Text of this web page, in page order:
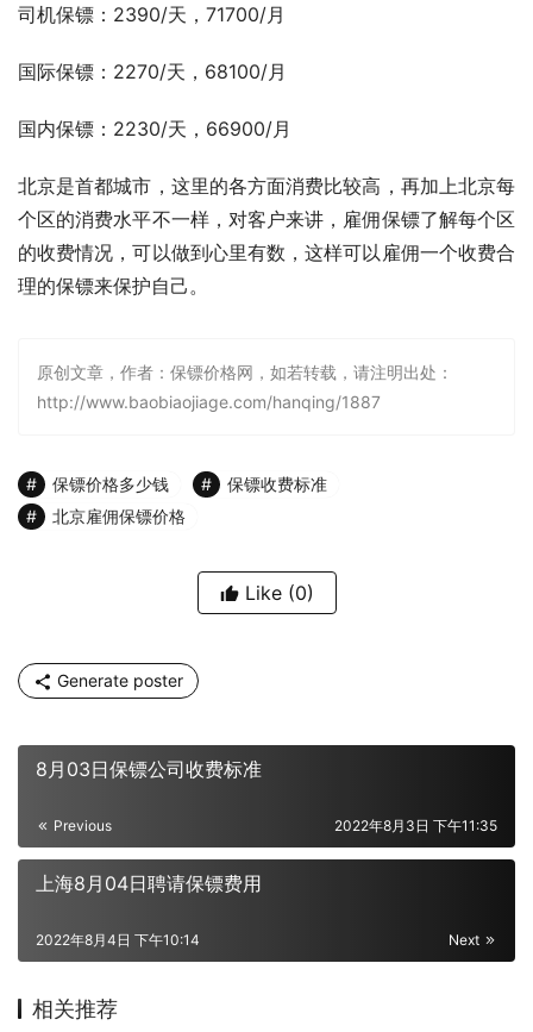
司机保镖：2390/天，71700/月
国际保镖：2270/天，68100/月
国内保镖：2230/天，66900/月
北京是首都城市，这里的各方面消费比较高，再加上北京每
个区的消费水平不一样，对客户来讲，雇佣保镖了解每个区
的收费情况，可以做到心里有数，这样可以雇佣一个收费合
理的保镖来保护自己。
原创文章，作者：保镖价格网，如若转载，请注明出处：
http://www.baobiaojiage.com/hanqing/1887
保镖价格多少钱
保镖收费标准
北京雇佣保镖价格
Like (0)
Generate poster
8月03日保镖公司收费标准
Previous 2022年8月3日 下午11:35
上海8月04日聘请保镖费用
Next
2022年8月4日 下午10:14
相关推荐